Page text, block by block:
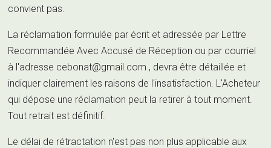
convient pas.
La réclamation formulée par écrit et adressée par Lettre
Recommandée Avec Accusé de Réception ou par courriel
à l'adresse cebonat@gmail.com , devra être détaillée et
indiquer clairement les raisons de l'insatisfaction. L'Acheteur
qui dépose une réclamation peut la retirer à tout moment.
Tout retrait est définitif.
Le délai de rétractation n'est pas non plus applicable aux